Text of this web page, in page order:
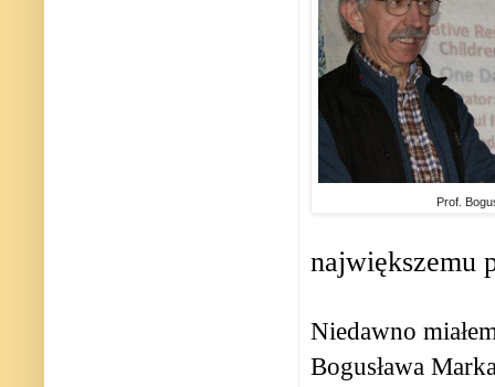
Prof.
największemu
Niedawno
Bogusława